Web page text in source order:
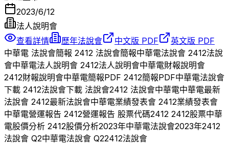
2023/6/12
法人說明會
查看詳情
歷年法說會 中文版 PDF
英文版 PDF
中華電 法說會簡報 2412 法說會簡報中華電法說會 2412法說
會中華電法人說明會 2412法人說明會中華電財報說明會
2412財報說明會中華電簡報PDF 2412簡報PDF中華電法說會
下載 2412法說會下載 法說會2412 法說會中華電中華電最新
法說會 2412最新法說會中華電業績發表會 2412業績發表會
中華電營運報告 2412營運報告 股票代碼2412 2412股票中華
電股價分析 2412股價分析2023年中華電法說會2023年2412
法說會 Q2中華電法說會 Q22412法說會